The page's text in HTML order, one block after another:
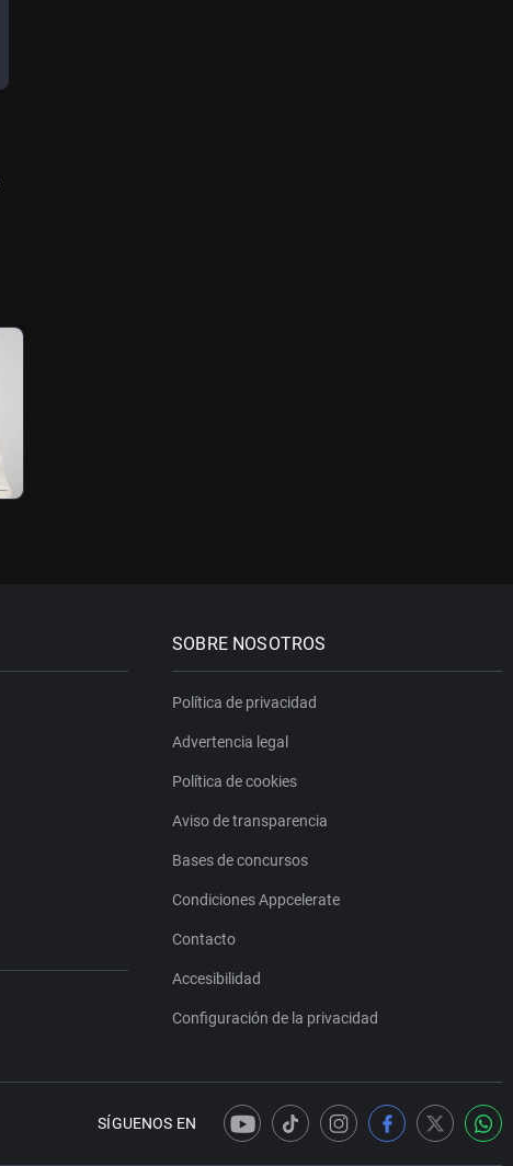
SOBRE NOSOTROS
Política de privacidad
Advertencia legal
Política de cookies
Aviso de transparencia
Bases de concursos
Condiciones Appcelerate
Contacto
Accesibilidad
Configuración de la privacidad
SÍGUENOS EN